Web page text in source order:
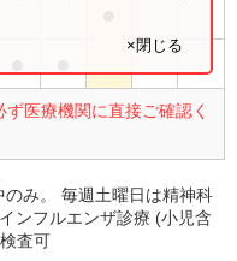
医療機関に直接ご確認く
×閉じる
み。 毎週土曜日は精神科
ンフルエンザ診療 (小児含
査可